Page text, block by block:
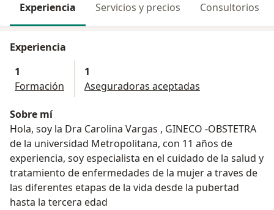
Experiencia Servicios y precios Consultorios
Experiencia
1
Formación
1
Aseguradoras aceptadas
Sobre mí
Hola, soy la Dra Carolina Vargas , GINECO -OBSTETRA
de la universidad Metropolitana, con 11 años de
experiencia, soy especialista en el cuidado de la salud y
tratamiento de enfermedades de la mujer a traves de
las diferentes etapas de la vida desde la pubertad
hasta la tercera edad